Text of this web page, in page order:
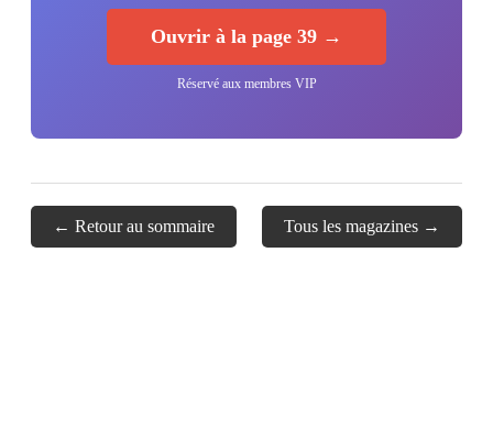
Ouvrir à la page 39 →
Réservé aux membres VIP
← Retour au sommaire Tous les magazines →